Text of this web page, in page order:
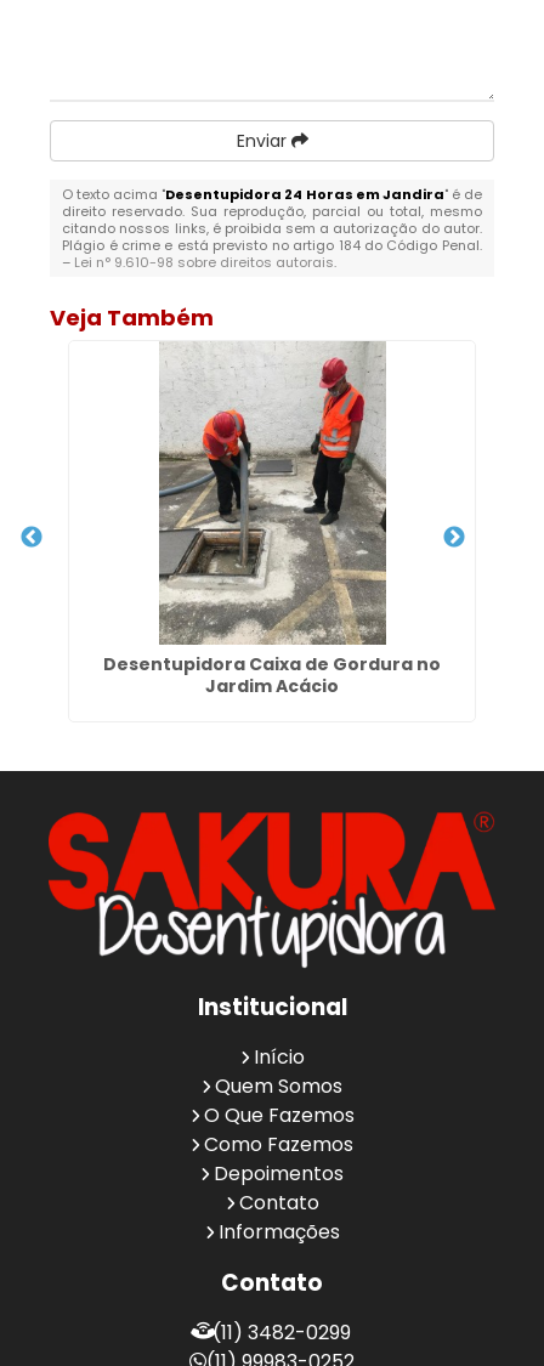
Enviar
O texto acima "Desentupidora 24 Horas em Jandira" é de
direito reservado. Sua reprodução, parcial ou total, mesmo
citando nossos links, é proibida sem a autorização do autor.
Plágio é crime e está previsto no artigo 184 do Código Penal.
– Lei n° 9.610-98 sobre direitos autorais.
Veja Também
Desentupidora Caixa de Gordura no
Jardim Acácio
Institucional
Início
Quem Somos
O Que Fazemos
Como Fazemos
Depoimentos
Contato
Informações
Contato
(11) 3482-0299